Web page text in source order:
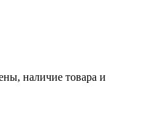
наличие товара и